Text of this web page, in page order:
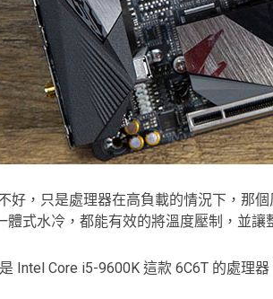
好，只是處理器在高負載的情況下，那
式水冷，都能有效的將溫度壓制，並讓
Intel Core i5-9600K 這款 6C6T 的處